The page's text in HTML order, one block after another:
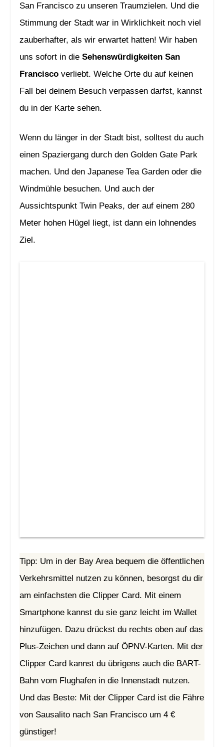
San Francisco zu unseren Traumzielen. Und die
Stimmung der Stadt war in Wirklichkeit noch viel
zauberhafter, als wir erwartet hatten! Wir haben
uns sofort in die Sehenswürdigkeiten San
Franciscoverliebt. Welche Orte du auf keinen
Fall bei deinem Besuch verpassen darfst, kannst
du in der Karte sehen.
Wenn du länger in der Stadt bist, solltest du auch
einen Spaziergang durch den Golden Gate Park
machen. Und den Japanese Tea Garden oder die
Windmühle besuchen. Und auch der
Aussichtspunkt Twin Peaks, der auf einem 280
Meter hohen Hügel liegt, ist dann ein lohnendes
Ziel.
Tipp: Um in der Bay Area bequem die öffentlichen
Verkehrsmittel nutzen zu können, besorgst du dir
am einfachsten die Clipper Card. Mit einem
Smartphone kannst du sie ganz leicht im Wallet
hinzufügen. Dazu drückst du rechts oben auf das
Plus-Zeichen und dann auf ÖPNV-Karten. Mit der
Clipper Card kannst du übrigens auch die BART-
Bahn vom Flughafen in die Innenstadt nutzen.
Und das Beste: Mit der Clipper Card ist die Fähre
von Sausalito nach San Francisco um 4 €
günstiger!